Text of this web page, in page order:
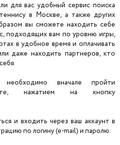
для вас удобный сервис поиска
в Москве, а также других
вы сможете находить себе
подходящих вам по уровню игры,
в удобное время и оплачивать
даже находить партнеров, кто
вначале пройти
нажатием на кнопку
и входить через ваш аккаунт в
по логину (e-mail) и паролю.